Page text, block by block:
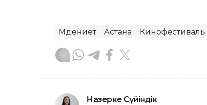
Мәдениет Астана Кинофестиваль
Назерке Сүйіндік